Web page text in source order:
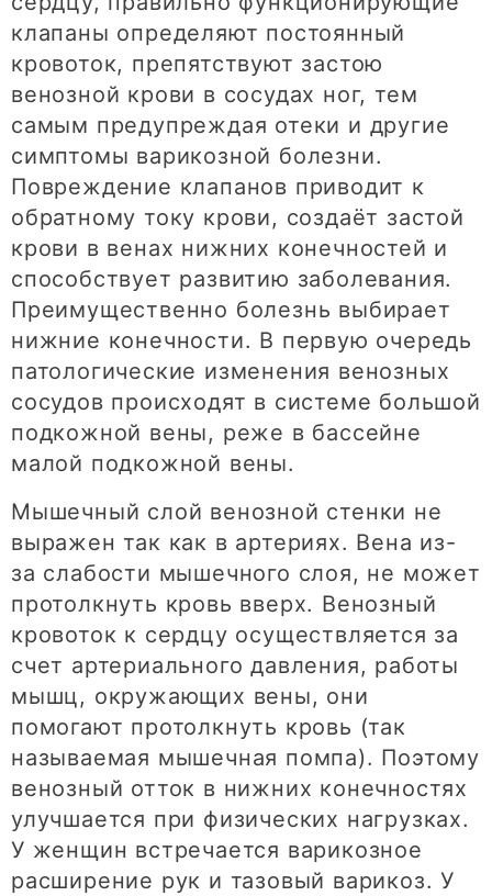
клапаны определяют постоянный
кровоток, препятствуют застою
венозной крови в сосудах ног, тем
самым предупреждая отеки и другие
симптомы варикозной болезни.
Повреждение клапанов приводит к
обратному току крови, создаёт застой
крови в венах нижних конечностей и
способствует развитию заболевания.
Преимущественно болезнь выбирает
нижние конечности. В первую очередь
патологические изменения венозных
сосудов происходят в системе большой
подкожной вены, реже в бассейне
малой подкожной вены.
Мышечный слой венозной стенки не
выражен так как в артериях. Вена из-
за слабости мышечного слоя, не может
протолкнуть кровь вверх. Венозный
кровоток к сердцу осуществляется за
счет артериального давления, работы
мышц, окружающих вены, они
помогают протолкнуть кровь (так
называемая мышечная помпа). Поэтому
венозный отток в нижних конечностях
улучшается при физических нагрузках.
У женщин встречается варикозное
расширение рук и тазовый варикоз. У